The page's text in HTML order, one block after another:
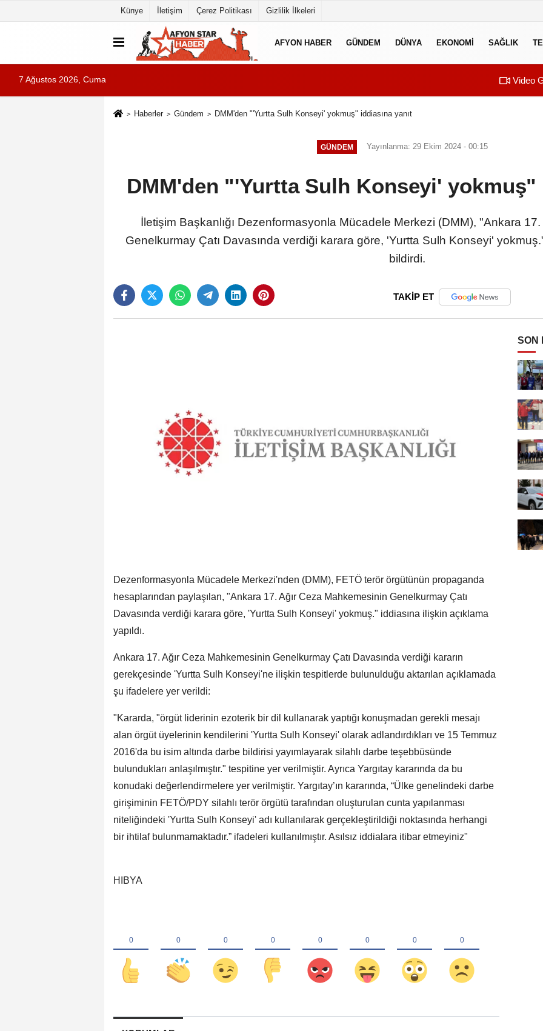
Künye İletişim Çerez Politikası Gizlilik İlkeleri
AFYON HABER GÜNDEM DÜNYA EKONOMI SAĞLIK
7 Ağustos 2026, Cuma Video
Haberler Gündem DMM'den "'Yurtta Sulh Konseyi' yokmuş" iddiasına yanıt
GÜNDEM Yayınlanma: 29 Ekim 2024 - 00:15
DMM'den "'Yurtta Sulh Konseyi' yokmuş"
İletişim Başkanlığı Dezenformasyonla Mücadele Merkezi (DMM), "Ankara
Genelkurmay Çatı Davasında verdiği karara göre, 'Yurtta Sulh Konseyi' yokmuş."
bildirdi.
TAKİP ET
Dezenformasyonla Mücadele Merkezi'nden (DMM), FETÖ terör örgütünün propaganda
hesaplarından paylaşılan, "Ankara 17. Ağır Ceza Mahkemesinin Genelkurmay Çatı
Davasında verdiği karara göre, 'Yurtta Sulh Konseyi' yokmuş." iddiasına ilişkin açıklama
yapıldı.
Ankara 17. Ağır Ceza Mahkemesinin Genelkurmay Çatı Davasında verdiği kararın
gerekçesinde 'Yurtta Sulh Konseyi'ne ilişkin tespitlerde bulunulduğu aktarılan açıklamada
şu ifadelere yer verildi:
"Kararda, "örgüt liderinin ezoterik bir dil kullanarak yaptığı konuşmadan gerekli mesajı
alan örgüt üyelerinin kendilerini 'Yurtta Sulh Konseyi' olarak adlandırdıkları ve 15 Temmuz
2016'da bu isim altında darbe bildirisi yayımlayarak silahlı darbe teşebbüsünde
bulundukları anlaşılmıştır." tespitine yer verilmiştir. Ayrıca Yargıtay kararında da bu
konudaki değerlendirmelere yer verilmiştir. Yargıtay’ın kararında, “Ülke genelindeki darbe
girişiminin FETÖ/PDY silahlı terör örgütü tarafından oluşturulan cunta yapılanması
niteliğindeki 'Yurtta Sulh Konseyi' adı kullanılarak gerçekleştirildiği noktasında herhangi
bir ihtilaf bulunmamaktadır.” ifadeleri kullanılmıştır. Asılsız iddialara itibar etmeyiniz"
HIBYA
SON